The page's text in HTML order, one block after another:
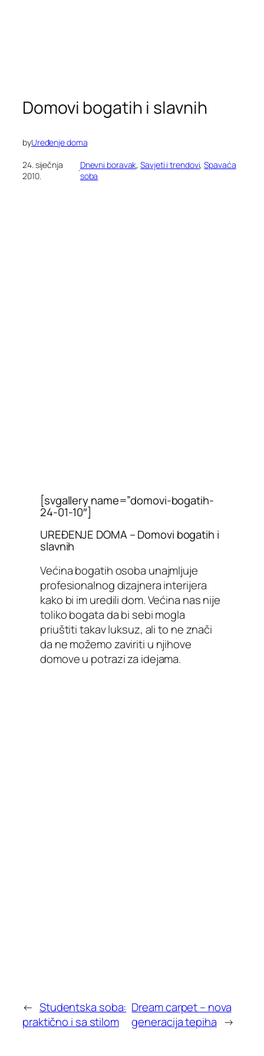
Domovi bogatih i slavnih
byUređenje doma
24. siječnja
2010.
·Dnevni boravak, Savjeti i trendovi, Spavaća
soba
[svgallery name=”domovi-bogatih-
24-01-10″]
UREĐENJE DOMA – Domovi bogatih i
slavnih
Većina bogatih osoba unajmljuje
profesionalnog dizajnera interijera
kako bi im uredili dom. Većina nas nije
toliko bogata da bi sebi mogla
priuštiti takav luksuz, ali to ne znači
da ne možemo zaviriti u njihove
domove u potrazi za idejama.
← Studentska soba:
praktično i sa stilom
Dream carpet – nova
generacija tepiha →